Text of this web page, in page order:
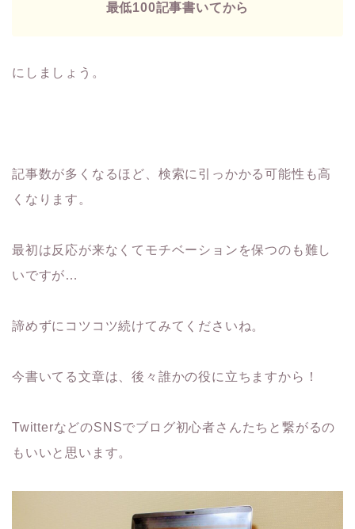
最低100記事書いてから
にしましょう。
記事数が多くなるほど、検索に引っかかる可能性も高
くなります。
最初は反応が来なくてモチベーションを保つのも難し
いですが…
諦めずにコツコツ続けてみてくださいね。
今書いてる文章は、後々誰かの役に立ちますから！
TwitterなどのSNSでブログ初心者さんたちと繋がるの
もいいと思います。